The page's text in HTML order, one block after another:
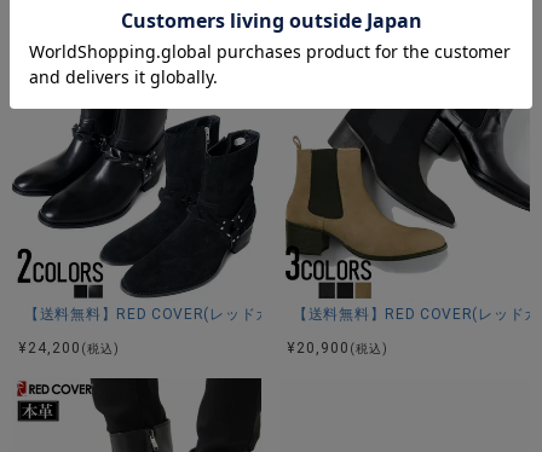
¥23,100(税込)
【送料無料】RED COVER(レッドカバー)本革リングベルトエンジニアブ
¥ 24,200 (税込)
【送料無料】RED COVER(レッド
¥ 20,900 (税込)